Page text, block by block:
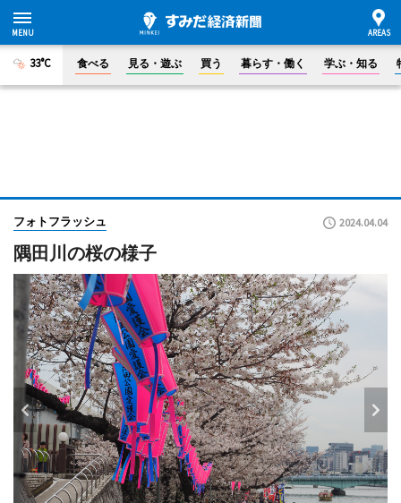
33°C 食べる 見る・遊ぶ 買う 暮らす・働く 学ぶ・知る
フォトフラッシュ 2024.04.04
隅田川の桜の様子